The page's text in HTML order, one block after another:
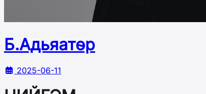
Б.Адьяатөр
2025-06-11